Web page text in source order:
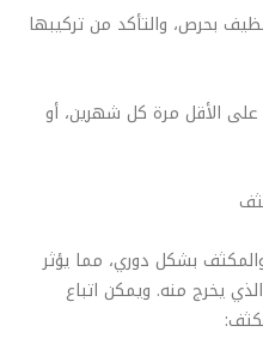
بحرص، والتأكد من تركيبها
على الأقل مرة كل شهرين، أو
بشكل دوري، مما يؤثر
يخرج منه. ويمكن اتباع